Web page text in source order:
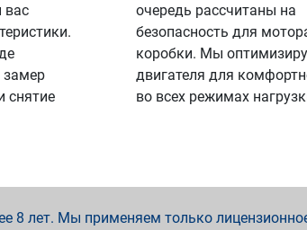
вас
снятие
очередь рассчитаны на
безопасность для
коробки. Мы
двигателя для
во всех режимах
лет. Мы применяем только